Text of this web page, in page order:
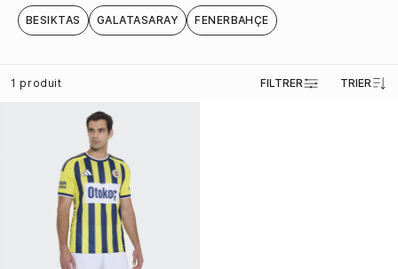
BESIKTAS GALATASARAY FENERBAHÇE
1 produit FILTRER TRIER